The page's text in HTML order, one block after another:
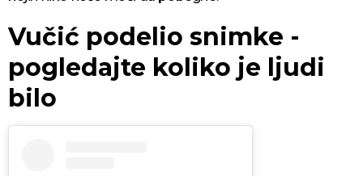
Vučić podelio snimke -
pogledajte koliko je ljudi
bilo